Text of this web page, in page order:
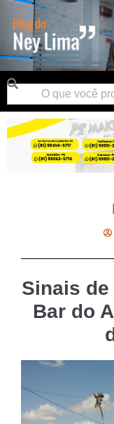
Sinais
Bar do